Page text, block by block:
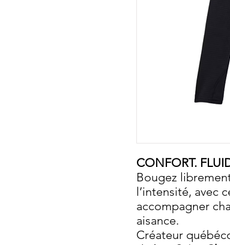
CONFORT.
Bougez
l’intensité, avec
accompagner
aisance.
Créateur